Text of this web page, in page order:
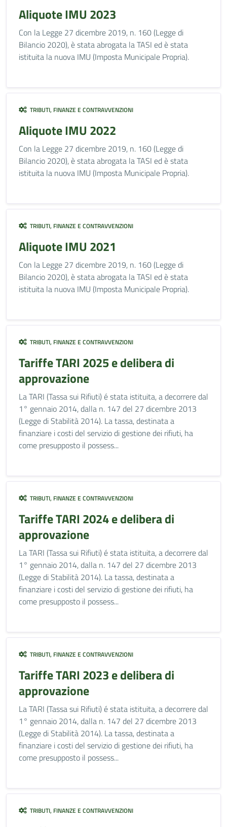
Aliquote IMU 2023
Con la Legge 27 dicembre 2019, n. 160 (Legge di
Bilancio 2020), è stata abrogata la TASI ed è stata
istituita la nuova IMU (Imposta Municipale Propria).
TRIBUTI, FINANZE E CONTRAVVENZIONI
Aliquote IMU 2022
Con la Legge 27 dicembre 2019, n. 160 (Legge di
Bilancio 2020), è stata abrogata la TASI ed è stata
istituita la nuova IMU (Imposta Municipale Propria).
TRIBUTI, FINANZE E CONTRAVVENZIONI
Aliquote IMU 2021
Con la Legge 27 dicembre 2019, n. 160 (Legge di
Bilancio 2020), è stata abrogata la TASI ed è stata
istituita la nuova IMU (Imposta Municipale Propria).
TRIBUTI, FINANZE E CONTRAVVENZIONI
Tariffe TARI 2025 e delibera di
approvazione
La TARI (Tassa sui Rifiuti) é stata istituita, a decorrere dal
1° gennaio 2014, dalla n. 147 del 27 dicembre 2013
(Legge di Stabilità 2014). La tassa, destinata a
finanziare i costi del servizio di gestione dei rifiuti, ha
come presupposto il possess...
TRIBUTI, FINANZE E CONTRAVVENZIONI
Tariffe TARI 2024 e delibera di
approvazione
La TARI (Tassa sui Rifiuti) é stata istituita, a decorrere dal
1° gennaio 2014, dalla n. 147 del 27 dicembre 2013
(Legge di Stabilità 2014). La tassa, destinata a
finanziare i costi del servizio di gestione dei rifiuti, ha
come presupposto il possess...
TRIBUTI, FINANZE E CONTRAVVENZIONI
Tariffe TARI 2023 e delibera di
approvazione
La TARI (Tassa sui Rifiuti) é stata istituita, a decorrere dal
1° gennaio 2014, dalla n. 147 del 27 dicembre 2013
(Legge di Stabilità 2014). La tassa, destinata a
finanziare i costi del servizio di gestione dei rifiuti, ha
come presupposto il possess...
TRIBUTI, FINANZE E CONTRAVVENZIONI